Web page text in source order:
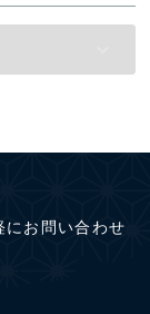
にお問い合わせ